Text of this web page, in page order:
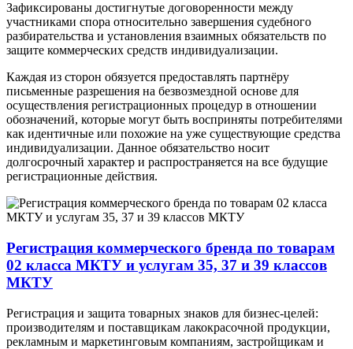
Зафиксированы достигнутые договоренности между
участниками спора относительно завершения судебного
разбирательства и установления взаимных обязательств по
защите коммерческих средств индивидуализации.
Каждая из сторон обязуется предоставлять партнёру
письменные разрешения на безвозмездной основе для
осуществления регистрационных процедур в отношении
обозначений, которые могут быть восприняты потребителями
как идентичные или похожие на уже существующие средства
индивидуализации. Данное обязательство носит
долгосрочный характер и распространяется на все будущие
регистрационные действия.
Регистрация коммерческого бренда по товарам
02 класса МКТУ и услугам 35, 37 и 39 классов
МКТУ
Регистрация и защита товарных знаков для бизнес-целей:
производителям и поставщикам лакокрасочной продукции,
рекламным и маркетинговым компаниям, застройщикам и